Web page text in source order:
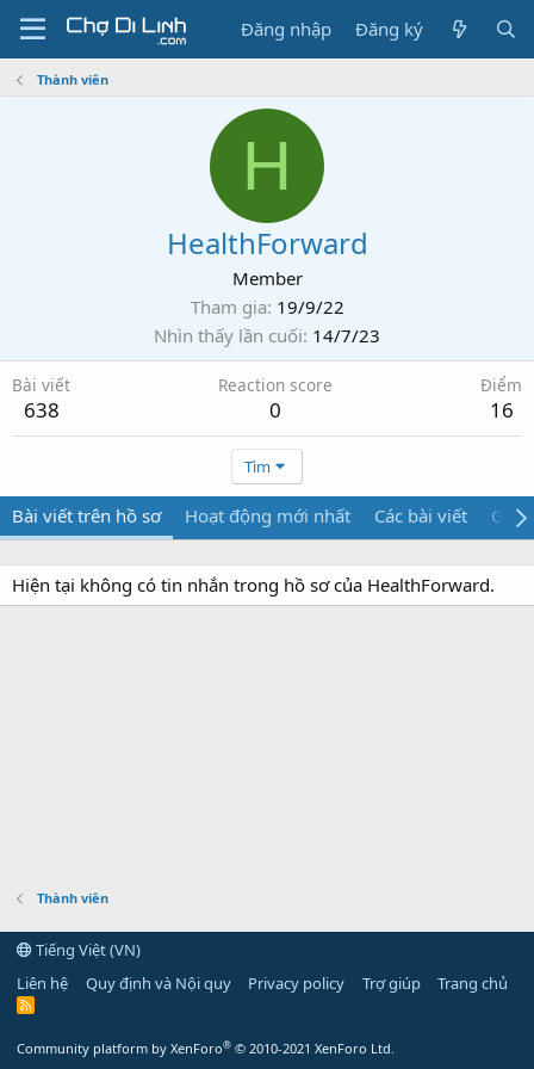
Đăng nhập Đăng ký
Thành viên
H
HealthForward
Member
Tham gia 19/9/22
Nhìn thấy lần cuối 14/7/23
Bài viết
638
Reaction score
0
Điểm
16
Tìm
Bài viết trên hồ sơ Hoạt động mới nhất Các bài viết Giới
Hiện tại không có tin nhắn trong hồ sơ của HealthForward.
Thành viên
Tiếng Việt (VN)
Liên hệ
Quy định và Nội quy Privacy policy Trợ giúp Trang chủ
R
Community platform by XenForo® © 2010-2021 XenForo Ltd.